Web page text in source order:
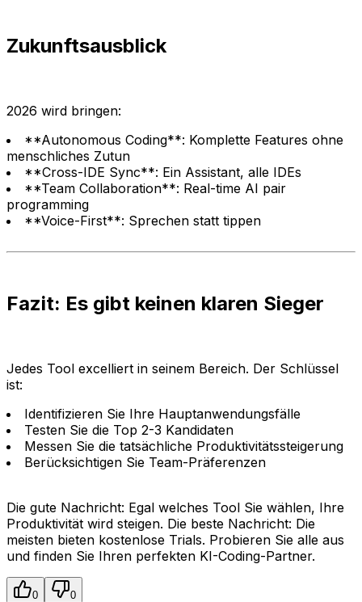
Zukunftsausblick
2026 wird bringen:
**Autonomous Coding**: Komplette Features ohne
menschliches Zutun
**Cross-IDE Sync**: Ein Assistant, alle IDEs
**Team Collaboration**: Real-time AI pair
programming
**Voice-First**: Sprechen statt tippen
Fazit: Es gibt keinen klaren Sieger
Jedes Tool excelliert in seinem Bereich. Der Schlüssel
ist:
Identifizieren Sie Ihre Hauptanwendungsfälle
Testen Sie die Top 2-3 Kandidaten
Messen Sie die tatsächliche Produktivitätssteigerung
Berücksichtigen Sie Team-Präferenzen
Die gute Nachricht: Egal welches Tool Sie wählen, Ihre
Produktivität wird steigen. Die beste Nachricht: Die
meisten bieten kostenlose Trials. Probieren Sie alle aus
und finden Sie Ihren perfekten KI-Coding-Partner.
0 0